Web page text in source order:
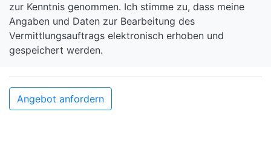
zur Kenntnis genommen. Ich stimme zu, dass meine
Angaben und Daten zur Bearbeitung des
Vermittlungsauftrags elektronisch erhoben und
gespeichert werden.
Angebot anfordern